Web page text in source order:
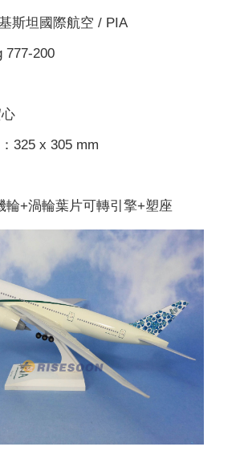
斯坦國際航空 / PIA
777-200
325 x 305 mm
輪+渦輪葉片可轉引擎+塑座